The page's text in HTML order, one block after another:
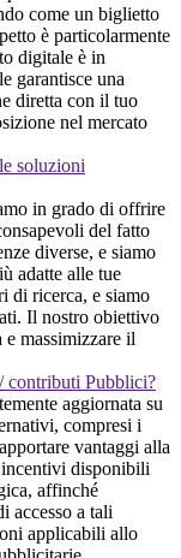
come un biglietto
è particolarmente
digitale è in
garantisce una
diretta con il tuo
nel mercato
soluzioni
in grado di offrire
del fatto
diverse, e siamo
adatte alle tue
di ricerca, e siamo
Il nostro obiettivo
e massimizzare il
contributi Pubblici?
aggiornata su
compresi i
vantaggi alla
disponibili
affinché
accesso a tali
applicabili allo